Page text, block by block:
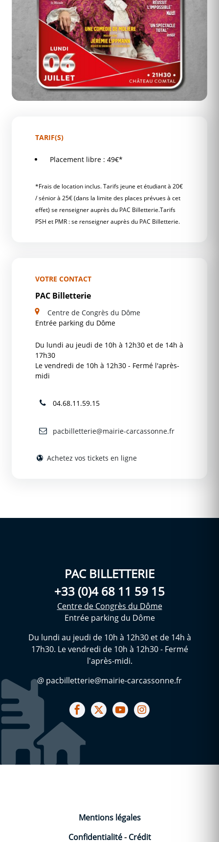
TARIF(S)
Placement libre : 49€*
*Frais de location inclus. Tarifs jeune et étudiant à 20€
/ sénior à 25€ (dans la limite des places prévues à cet
effet) se renseigner auprès du PAC Billetterie.Tarifs
PSH et PMR : se renseigner auprès du PAC Billetterie.
VOTRE CONTACT
PAC Billetterie
Centre de Congrès du Dôme
Entrée parking du Dôme
Du lundi au jeudi de 10h à 12h30 et de 14h à
17h30
Le vendredi de 10h à 12h30 - Fermé l'après-
midi
04.68.11.59.15
pacbilletterie@mairie-carcassonne.fr
Achetez vos tickets en ligne
PAC BILLETTERIE
+33 (0)4 68 11 59 15
Centre de Congrès du Dôme
Entrée parking du Dôme
Du lundi au jeudi de 10h à 12h30 et de 14h à
17h30. Le vendredi de 10h à 12h30 - Fermé
l'après-midi.
@ pacbilletterie@mairie-carcassonne.fr
Notre facebook
Notre X (ex Twitter)
Notre Chaine youtube
Mentions légales
Confidentialité-Crédit